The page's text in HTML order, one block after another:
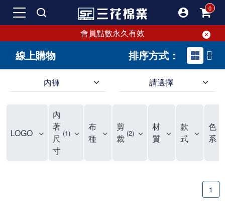
會員點數永久有效
線上購物 排序方式：
內褲 請選擇
LOGO
內
著
尺
寸
1
布
種
剪
裁 2
材
質
款
式
色
系
1